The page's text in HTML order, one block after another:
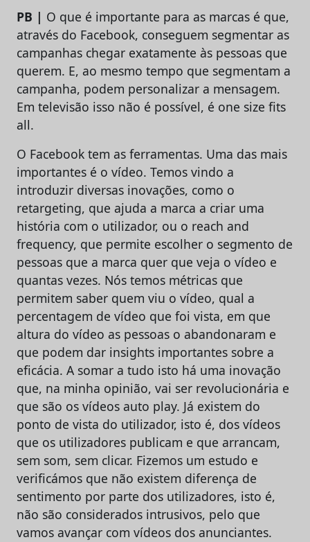
PB | O que é importante para as marcas é que,
através do Facebook, conseguem segmentar as
campanhas chegar exatamente às pessoas que
querem. E, ao mesmo tempo que segmentam a
campanha, podem personalizar a mensagem.
Em televisão isso não é possível, é one size fits
all.
O Facebook tem as ferramentas. Uma das mais
importantes é o vídeo. Temos vindo a
introduzir diversas inovações, como o
retargeting, que ajuda a marca a criar uma
história com o utilizador, ou o reach and
frequency, que permite escolher o segmento de
pessoas que a marca quer que veja o vídeo e
quantas vezes. Nós temos métricas que
permitem saber quem viu o vídeo, qual a
percentagem de vídeo que foi vista, em que
altura do vídeo as pessoas o abandonaram e
que podem dar insights importantes sobre a
eficácia. A somar a tudo isto há uma inovação
que, na minha opinião, vai ser revolucionária e
que são os vídeos auto play. Já existem do
ponto de vista do utilizador, isto é, dos vídeos
que os utilizadores publicam e que arrancam,
sem som, sem clicar. Fizemos um estudo e
verificámos que não existem diferença de
sentimento por parte dos utilizadores, isto é,
não são considerados intrusivos, pelo que
vamos avançar com vídeos dos anunciantes.